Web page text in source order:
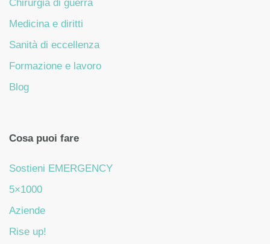
Chirurgia di guerra
Medicina e diritti
Sanità di eccellenza
Formazione e lavoro
Blog
Cosa puoi fare
Sostieni EMERGENCY
5×1000
Aziende
Rise up!